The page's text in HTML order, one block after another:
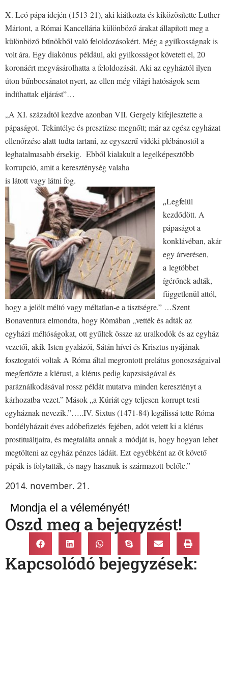
X. Leó pápa idején (1513-21), aki kiátkozta és kiközösítette Luther
Mártont, a Római Kancellária különböző árakat állapított meg a
különböző bűnökből való feloldozásokért. Még a gyilkosságnak is
volt ára. Egy diakónus például, aki gyilkosságot követett el, 20
koronáért megvásárolhatta a feloldozását. Aki az egyháztól ilyen
úton bűnbocsánatot nyert, az ellen még világi hatóságok sem
indíthattak eljárást”…
„A XI. századtól kezdve azonban VII. Gergely kifejlesztette a
pápaságot. Tekintélye és presztízse megnőtt; már az egész egyházat
ellenőrzése alatt tudta tartani, az egyszerű vidéki plébánostól a
leghatalmasabb érsekig. Ebből kialakult a legelképesztőbb
korrupció, amit a kereszténység valaha
is látott vagy látni fog.
„Legfelül
kezdődött. A
pápaságot a
konklávéban, akár
egy árverésen,
a legtöbbet
ígérőnek adták,
függetlenül attól,
hogy a jelölt méltó vagy méltatlan-e a tisztségre.” …Szent
Bonaventura elmondta, hogy Rómában „vették és adták az
egyházi méltóságokat, ott gyűltek össze az uralkodók és az egyház
vezetői, akik Isten gyalázói, Sátán hívei és Krisztus nyájának
fosztogatói voltak A Róma által megrontott prelátus gonoszságaival
megfertőzte a klérust, a klérus pedig kapzsiságával és
paráználkodásával rossz példát mutatva minden keresztényt a
kárhozatba vezet.” Mások „a Kúriát egy teljesen korrupt testi
egyháznak nevezik.”…..IV. Sixtus (1471-84) legálissá tette Róma
bordélyházait éves adóbefizetés fejében, adót vetett ki a klérus
prostituáltjaira, és megtalálta annak a módját is, hogy hogyan lehet
megtölteni az egyház pénzes ládáit. Ezt egyébként az őt követő
pápák is folytatták, és nagy hasznuk is származott belőle.”
2014. november. 21.
Mondja el a véleményét!
Oszd meg a bejegyzést!
Kapcsolódó bejegyzések: